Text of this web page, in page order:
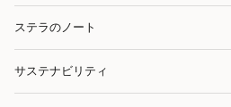
ステラのノート
サステナビリティ